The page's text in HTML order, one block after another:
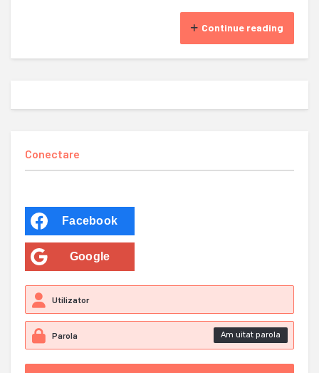
Continue reading
Conectare
Facebook
Google
Am uitat parola